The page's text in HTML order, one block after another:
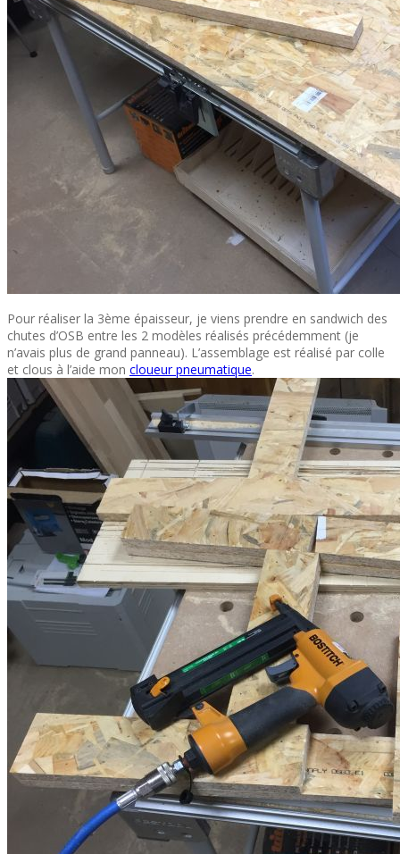
Pour réaliser la 3ème épaisseur, je viens prendre en sandwich des
chutes d’OSB entre les 2 modèles réalisés précédemment (je
n’avais plus de grand panneau). L’assemblage est réalisé par colle
et clous à l’aide mon cloueur pneumatique.